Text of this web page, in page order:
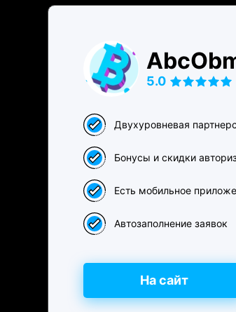
5.0
Двухуровневая
Бонусы и скидки
Есть мобильное
Автозаполнение заявок
На сайт